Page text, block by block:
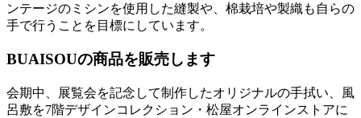
ンテージのミシンを使用した縫製や、棉栽培や製織も自らの
手で行うことを目標にしています。
BUAISOUの商品を販売します
会期中、展覧会を記念して制作したオリジナルの手拭い、風
呂敷を7階デザインコレクション・松屋オンラインストアに